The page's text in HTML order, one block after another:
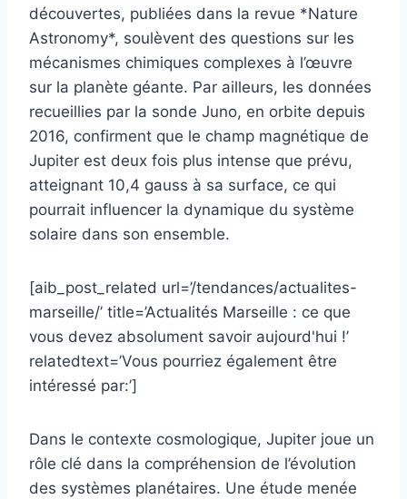
découvertes, publiées dans la revue *Nature
Astronomy*, soulèvent des questions sur les
mécanismes chimiques complexes à l’œuvre
sur la planète géante. Par ailleurs, les données
recueillies par la sonde Juno, en orbite depuis
2016, confirment que le champ magnétique de
Jupiter est deux fois plus intense que prévu,
atteignant 10,4 gauss à sa surface, ce qui
pourrait influencer la dynamique du système
solaire dans son ensemble.
[aib_post_related url=’/tendances/actualites-
marseille/’ title=’Actualités Marseille : ce que
vous devez absolument savoir aujourd'hui !’
relatedtext=’Vous pourriez également être
intéressé par:’]
Dans le contexte cosmologique, Jupiter joue un
rôle clé dans la compréhension de l’évolution
des systèmes planétaires. Une étude menée